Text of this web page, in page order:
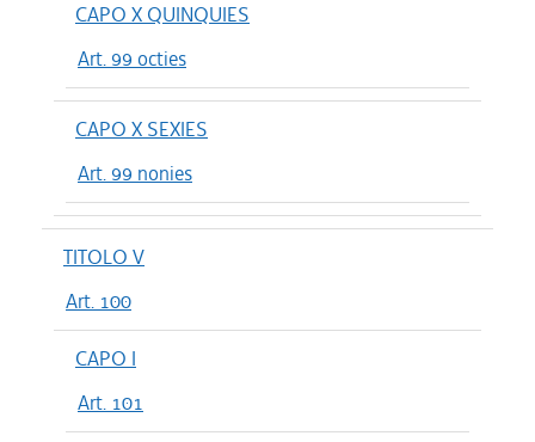
CAPO X QUINQUIES
Art. 99 octies
CAPO X SEXIES
Art. 99 nonies
TITOLO V
Art. 100
CAPO I
Art. 101